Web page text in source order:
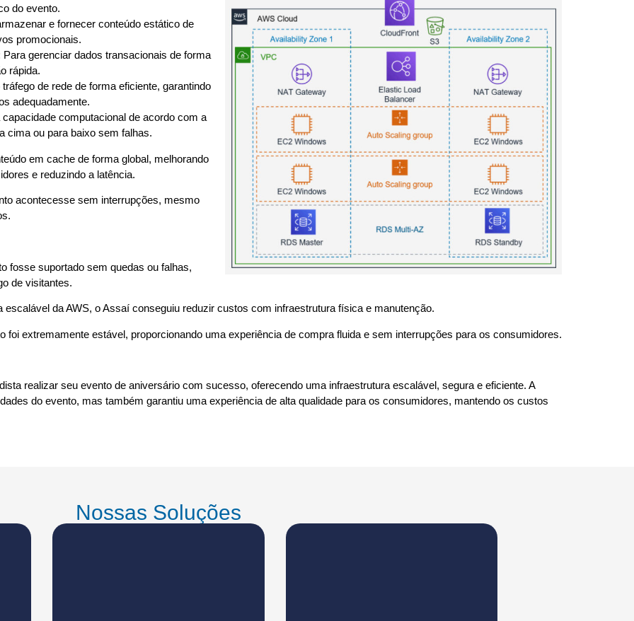
do evento.
e fornecer conteúdo estático de
promocionais.
Para gerenciar dados transacionais de forma
rápida.
de rede de forma eficiente, garantindo
adequadamente.
computacional de acordo com a
cima ou para baixo sem falhas.
em cache de forma global, melhorando
e reduzindo a latência.
acontecesse sem interrupções, mesmo
fosse suportado sem quedas ou falhas,
de visitantes.
escalável da AWS, o Assaí conseguiu reduzir custos com infraestrutura física e manutenção.
foi extremamente estável, proporcionando uma experiência de compra fluida e sem interrupções para os consumidores.
realizar seu evento de aniversário com sucesso, oferecendo uma infraestrutura escalável, segura e eficiente. A
do evento, mas também garantiu uma experiência de alta qualidade para os consumidores, mantendo os custos
Nossas Soluções